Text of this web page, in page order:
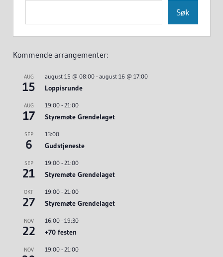
Søk
Kommende arrangementer:
AUG
15
august 15 @ 08:00- august 16 @ 17:00
Loppisrunde
AUG
17
19:00- 21:00
Styremøte Grendelaget
SEP
6
13:00
Gudstjeneste
SEP
21
19:00- 21:00
Styremøte Grendelaget
OKT
27
19:00- 21:00
Styremøte Grendelaget
NOV
22
16:00- 19:30
+70 festen
NOV 19:00- 21:00